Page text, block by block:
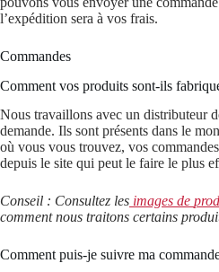
l’expédition sera à vos frais.
Commandes
Comment vos produits sont-ils
Nous travaillons avec un distributeur
demande. Ils sont présents dans le
où vous vous trouvez, vos
depuis le site qui peut le faire le plus
Conseil : Consultez les images de
comment nous traitons certains
Comment puis-je suivre ma